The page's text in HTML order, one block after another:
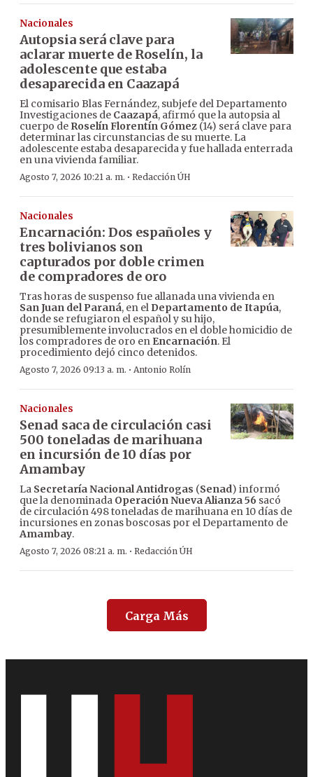
Nacionales
Autopsia será clave para
aclarar muerte de Roselín, la
adolescente que estaba
desaparecida en Caazapá
El comisario Blas Fernández, subjefe del Departamento
Investigaciones de Caazapá, afirmó que la autopsia al
cuerpo de Roselín Florentín Gómez (14) será clave para
determinar las circunstancias de su muerte. La
adolescente estaba desaparecida y fue hallada enterrada
en una vivienda familiar.
Agosto 7, 2026 10:21 a. m. · Redacción ÚH
Nacionales
Encarnación: Dos españoles y
tres bolivianos son
capturados por doble crimen
de compradores de oro
Tras horas de suspenso fue allanada una vivienda en
San Juan del Paraná, en el Departamento de Itapúa,
donde se refugiaron el español y su hijo,
presumiblemente involucrados en el doble homicidio de
los compradores de oro en Encarnación. El
procedimiento dejó cinco detenidos.
Agosto 7, 2026 09:13 a. m. · Antonio Rolín
Nacionales
Senad saca de circulación casi
500 toneladas de marihuana
en incursión de 10 días por
Amambay
La Secretaría Nacional Antidrogas (Senad) informó
que la denominada Operación Nueva Alianza 56 sacó
de circulación 498 toneladas de marihuana en 10 días de
incursiones en zonas boscosas por el Departamento de
Amambay.
Agosto 7, 2026 08:21 a. m. · Redacción ÚH
Carga Más